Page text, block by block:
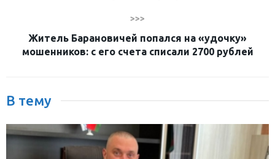
>>>
Житель Барановичей попался на «удочку»
мошенников: с его счета списали 2700 рублей
В тему